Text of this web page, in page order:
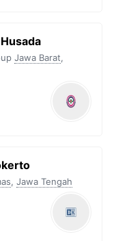
Jawa Barat,
, Jawa Tengah